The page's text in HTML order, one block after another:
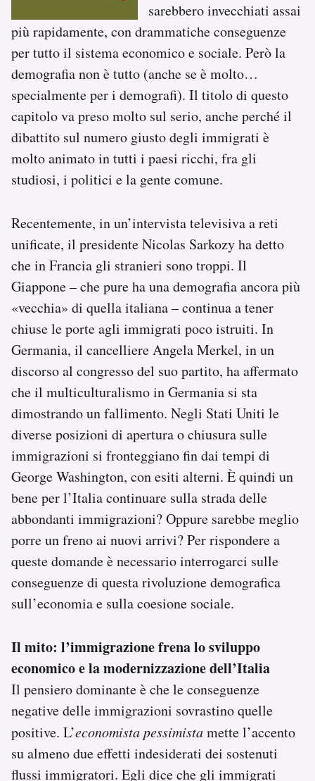
sarebbero invecchiati assai
più rapidamente, con drammatiche conseguenze
per tutto il sistema economico e sociale. Però la
demografia non è tutto (anche se è molto…
specialmente per i demografi). Il titolo di questo
capitolo va preso molto sul serio, anche perché il
dibattito sul numero giusto degli immigrati è
molto animato in tutti i paesi ricchi, fra gli
studiosi, i politici e la gente comune.
Recentemente, in un’intervista televisiva a reti
unificate, il presidente Nicolas Sarkozy ha detto
che in Francia gli stranieri sono troppi. Il
Giappone – che pure ha una demografia ancora più
«vecchia» di quella italiana – continua a tener
chiuse le porte agli immigrati poco istruiti. In
Germania, il cancelliere Angela Merkel, in un
discorso al congresso del suo partito, ha affermato
che il multiculturalismo in Germania si sta
dimostrando un fallimento. Negli Stati Uniti le
diverse posizioni di apertura o chiusura sulle
immigrazioni si fronteggiano fin dai tempi di
George Washington, con esiti alterni. È quindi un
bene per l’Italia continuare sulla strada delle
abbondanti immigrazioni? Oppure sarebbe meglio
porre un freno ai nuovi arrivi? Per rispondere a
queste domande è necessario interrogarci sulle
conseguenze di questa rivoluzione demografica
sull’economia e sulla coesione sociale.
Il mito: l’immigrazione frena lo sviluppo
economico e la modernizzazione dell’Italia
Il pensiero dominante è che le conseguenze
negative delle immigrazioni sovrastino quelle
positive. L’economista pessimistamette l’accento
su almeno due effetti indesiderati dei sostenuti
flussi immigratori. Egli dice che gli immigrati